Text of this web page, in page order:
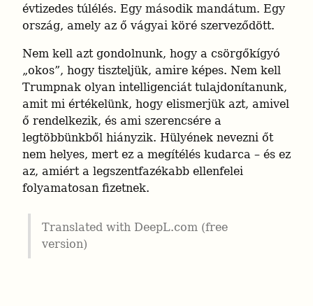
évtizedes túlélés. Egy második mandátum. Egy
ország, amely az ő vágyai köré szerveződött.
Nem kell azt gondolnunk, hogy a csörgőkígyó
„okos”, hogy tiszteljük, amire képes. Nem kell
Trumpnak olyan intelligenciát tulajdonítanunk,
amit mi értékelünk, hogy elismerjük azt, amivel
ő rendelkezik, és ami szerencsére a
legtöbbünkből hiányzik. Hülyének nevezni őt
nem helyes, mert ez a megítélés kudarca – és ez
az, amiért a legszentfazékabb ellenfelei
folyamatosan fizetnek.
Translated with DeepL.com (free
version)